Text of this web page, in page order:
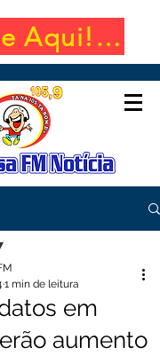
Aqui!
em
aumento
1 min de leitura